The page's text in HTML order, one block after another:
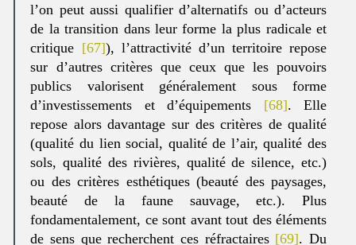
l’on peut aussi qualifier d’alternatifs ou d’acteurs
de la transition dans leur forme la plus radicale et
critique [67]), l’attractivité d’un territoire repose
sur d’autres critères que ceux que les pouvoirs
publics valorisent généralement sous forme
d’investissements et d’équipements [68]. Elle
repose alors davantage sur des critères de qualité
(qualité du lien social, qualité de l’air, qualité des
sols, qualité des rivières, qualité de silence, etc.)
ou des critères esthétiques (beauté des paysages,
beauté de la faune sauvage, etc.). Plus
fondamentalement, ce sont avant tout des éléments
de sens que recherchent ces réfractaires [69]. Du